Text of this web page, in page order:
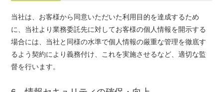
当社は、お客様から同意いただいた利用目的を達成するため
に、当社より業務委託先に対してお客様の個人情報を開示する
場合には、当社と同様の水準で個人情報の厳重な管理を徹底す
るよう契約により義務付け、これを実施させるなど、適切な監
督を行います。